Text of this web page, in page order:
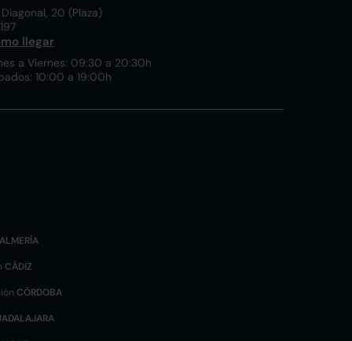
Diagonal, 20 (Plaza)
llegar
a Viernes: 09:30 a 20:30h
10:00 a 19:00h
ALMERÍA
CÁDIZ
CÓRDOBA